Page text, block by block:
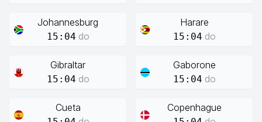
Johannesburg
15:04 do
Harare
15:04 do
Gibraltar
15:04 do
Gaborone
15:04 do
Cueta Copenhague